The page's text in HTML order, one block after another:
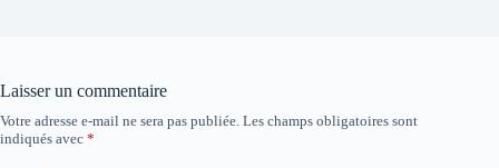
Laisser un commentaire
Votre adresse e-mail ne sera pas publiée. Les champs obligatoires sont
indiqués avec *